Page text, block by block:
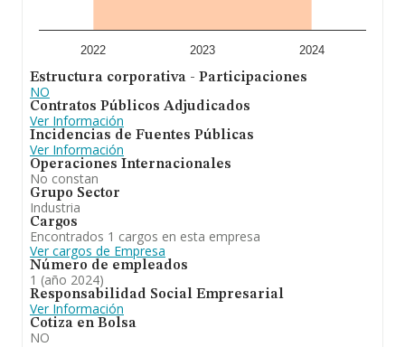
emplea en la fabricación de artículos de lujo para
adorno y el comercio al por mayor de aparatos y
principal sera la fabricación de artículos de lujo cnae
3299. Se ha posicionado más abajo en el ranking de
provincia frente al 2023.
2022 2023 2024
Estructura corporativa - Participaciones
NO
Contratos Públicos Adjudicados
Ver Información
Incidencias de Fuentes Públicas
Ver Información
Operaciones Internacionales
No constan
Grupo Sector
Industria
Cargos
Encontrados 1 cargos en esta empresa
Ver cargos de Empresa
Número de empleados
1 (año 2024)
Responsabilidad Social Empresarial
Ver Información
Cotiza en Bolsa
NO